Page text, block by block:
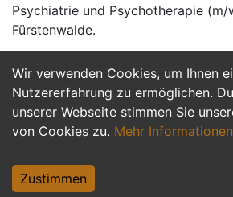
Wir verwenden Cookies, um Ihnen
Nutzererfahrung zu ermöglichen.
unserer Webseite stimmen Sie
von Cookies zu. Mehr Informationen
Zustimmen
Psychiatrie und Psychotherapie (m/
Fürstenwalde.
Jetzt